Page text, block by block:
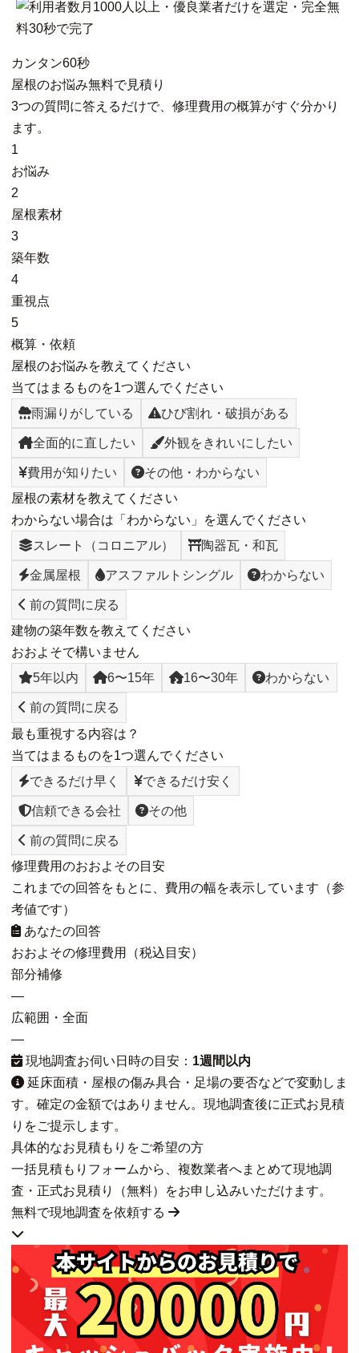
カンタン60秒
屋根のお悩み無料で見積り
3つの質問に答えるだけで、修理費用の概算がすぐ分かり
ます。
1
お悩み
2
屋根素材
3
築年数
4
重視点
5
概算・依頼
屋根のお悩みを教えてください
当てはまるものを1つ選んでください
雨漏りがしている
ひび割れ・破損がある
全面的に直したい 外観をきれいにしたい
費用が知りたい
その他・わからない
屋根の素材を教えてください
わからない場合は「わからない」を選んでください
スレート（コロニアル）
陶器瓦・和瓦
金属屋根 アスファルトシングル わからない
前の質問に戻る
建物の築年数を教えてください
おおよそで構いません
5年以内
6〜15年 16〜30年 わからない
前の質問に戻る
最も重視する内容は？
当てはまるものを1つ選んでください
できるだけ早く
できるだけ安く
信頼できる会社 その他
前の質問に戻る
修理費用のおおよその目安
これまでの回答をもとに、費用の幅を表示しています（参
考値です）
あなたの回答
おおよその修理費用（税込目安）
部分補修
—
広範囲・全面
—
現地調査お伺い日時の目安： 1週間以内
延床面積・屋根の傷み具合・足場の要否などで変動しま
す。確定の金額ではありません。現地調査後に正式お見積
りをご提示します。
具体的なお見積もりをご希望の方
一括見積もりフォームから、複数業者へまとめて現地調
査・正式お見積り（無料）をお申し込みいただけます。
無料で現地調査を依頼する